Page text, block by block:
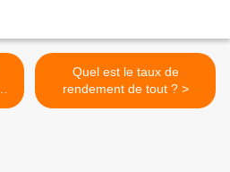
Quel est le taux de
rendement de tout ? >